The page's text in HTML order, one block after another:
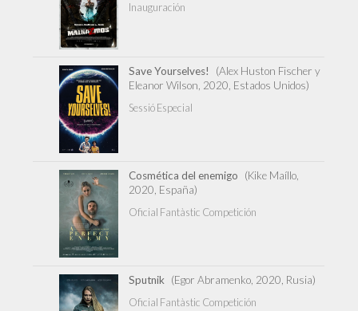
Inauguración
Save Yourselves!
(Alex Huston Fischer y
Eleanor Wilson, 2020, Estados Unidos)
Sessió Especial
Cosmética del enemigo
(Kike Maíllo,
2020, España)
Oficial Fantàstic Competición
Sputnik (Egor Abramenko, 2020, Rusia)
Oficial Fantàstic Competición